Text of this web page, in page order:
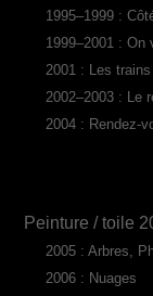
1995–1999 :
1999–2001 : On
2001 : Les trains
2002–2003 : Le
2004 : Rendez-
Peinture / toile
2005 : Arbres,
2006 : Nuages